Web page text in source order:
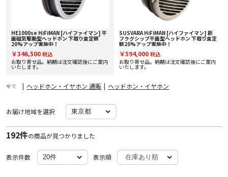
HE1000se HiFiMAN [ハイファイマン] 平
面磁気駆動型ヘッドホン 下取り査定額
20%アップ実施中！
￥346,500 税込
お取り寄せ品。納期は注文確認後にご案内
いたします。
SUSVARA HiFiMAN [ハイファイマン] 新
フラグシップ平面型ヘッドホン 下取り査定
額20%アップ実施中！
￥594,000 税込
お取り寄せ品。納期は注文確認後にご案内
いたします。
全て | ヘッドホン・イヤホン 通販 | ヘッドホン・イヤホン
お届け地域を選択
192件の商品が見つかりました
表示件数 表示順